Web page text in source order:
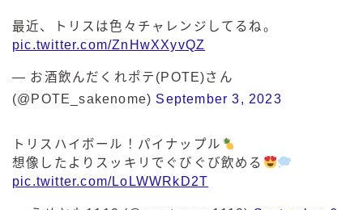
最近、トリスは色々チャレンジしてるね。
pic.twitter.com/ZnHwXXyvQZ
— お酒飲んだくれポテ(POTE)さん
(@POTE_sakenome) September 3, 2023
トリスハイボール！パイナップル
想像したよりスッキリでぐびぐび飲める
pic.twitter.com/LoLWWRkD2T